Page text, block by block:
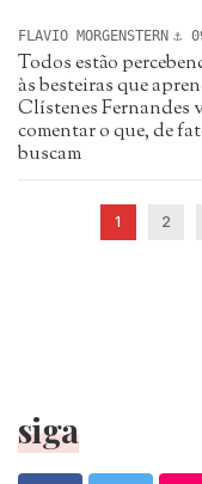
FLAVIO MORGENSTERN
Todos estão
às besteiras que
Clístenes Fernandes
comentar o que, de
buscam
1 2
siga